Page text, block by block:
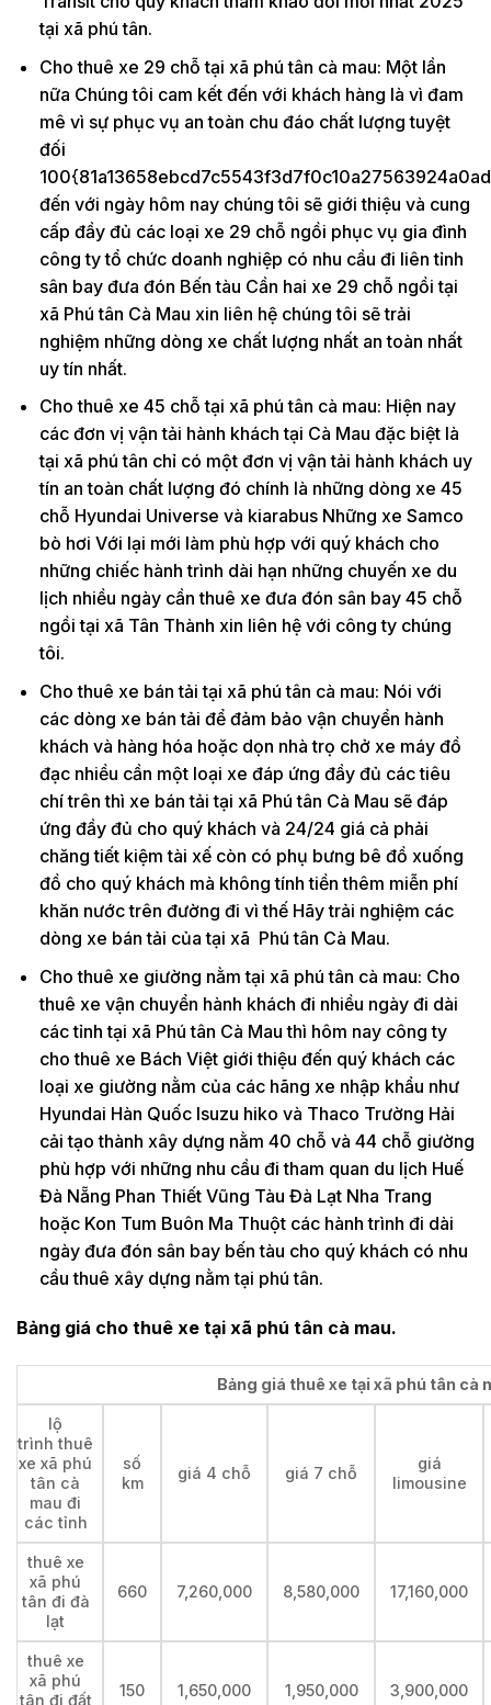
tại xã phú tân.
Cho thuê xe 29 chỗ tại xã phú tân cà mau: Một lần
nữa Chúng tôi cam kết đến với khách hàng là vì đam
mê vì sự phục vụ an toàn chu đáo chất lượng tuyệt
đối
đến với ngày hôm nay chúng tôi sẽ giới thiệu và cung
cấp đầy đủ các loại xe 29 chỗ ngồi phục vụ gia đình
công ty tổ chức doanh nghiệp có nhu cầu đi liên tỉnh
sân bay đưa đón Bến tàu Cần hai xe 29 chỗ ngồi tại
xã Phú tân Cà Mau xin liên hệ chúng tôi sẽ trải
nghiệm những dòng xe chất lượng nhất an toàn nhất
uy tín nhất.
Cho thuê xe 45 chỗ tại xã phú tân cà mau: Hiện nay
các đơn vị vận tải hành khách tại Cà Mau đặc biệt là
tại xã phú tân chỉ có một đơn vị vận tải hành khách uy
tín an toàn chất lượng đó chính là những dòng xe 45
chỗ Hyundai Universe và kiarabus Những xe Samco
bò hơi Với lại mới làm phù hợp với quý khách cho
những chiếc hành trình dài hạn những chuyến xe du
lịch nhiều ngày cần thuê xe đưa đón sân bay 45 chỗ
ngồi tại xã Tân Thành xin liên hệ với công ty chúng
tôi.
Cho thuê xe bán tải tại xã phú tân cà mau: Nói với
các dòng xe bán tải để đảm bảo vận chuyển hành
khách và hàng hóa hoặc dọn nhà trọ chở xe máy đồ
đạc nhiều cần một loại xe đáp ứng đầy đủ các tiêu
chí trên thì xe bán tải tại xã Phú tân Cà Mau sẽ đáp
ứng đầy đủ cho quý khách và 24/24 giá cả phải
chăng tiết kiệm tài xế còn có phụ bưng bê đồ xuống
đồ cho quý khách mà không tính tiền thêm miễn phí
khăn nước trên đường đi vì thế Hãy trải nghiệm các
dòng xe bán tải của tại xã Phú tân Cà Mau.
Cho thuê xe giường nằm tại xã phú tân cà mau: Cho
thuê xe vận chuyển hành khách đi nhiều ngày đi dài
các tỉnh tại xã Phú tân Cà Mau thì hôm nay công ty
cho thuê xe Bách Việt giới thiệu đến quý khách các
loại xe giường nằm của các hãng xe nhập khẩu như
Hyundai Hàn Quốc Isuzu hiko và Thaco Trường Hải
cải tạo thành xây dựng nằm 40 chỗ và 44 chỗ giường
phù hợp với những nhu cầu đi tham quan du lịch Huế
Đà Nẵng Phan Thiết Vũng Tàu Đà Lạt Nha Trang
hoặc Kon Tum Buôn Ma Thuột các hành trình đi dài
ngày đưa đón sân bay bến tàu cho quý khách có nhu
cầu thuê xây dựng nằm tại phú tân.
Bảng giá cho thuê xe tại xã phú tân cà mau.
Bảng giá thuê xe tại xã phú tân cà
lộ
trình thuê
xe xã phú
tân cà
mau đi
các tỉnh
số
km
giá 4 chỗ giá 7 chỗ
giá
limousine
thuê xe
xã phú
tân đi đà
lạt
660 7,260,000 8,580,000 17,160,000
thuê xe
xã phú
tân đi đất
150 1,650,000 1,950,000 3,900,000